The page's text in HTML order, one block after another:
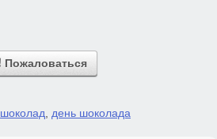
Пожаловаться
шоколад день шоколада